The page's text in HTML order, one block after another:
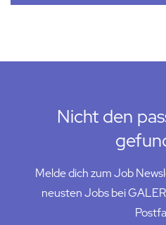
Nicht den
Melde dich zum Job
neusten Jobs bei